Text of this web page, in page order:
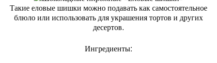
Такие еловые шишки можно подавать как самостоятельное
блюло или использовать для украшения тортов и других
десертов.
Ингредиенты: